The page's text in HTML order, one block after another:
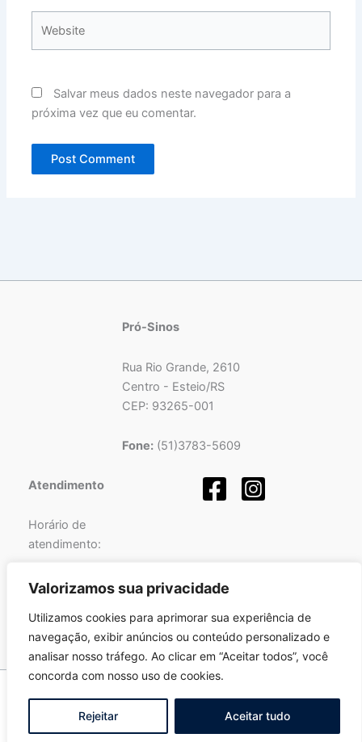
Valorizamos sua privacidade
Utilizamos cookies para aprimorar sua experiência de
navegação, exibir anúncios ou conteúdo personalizado e
analisar nosso tráfego. Ao clicar em “Aceitar todos”, você
concorda com nosso uso de cookies.
Rejeitar Aceitar tudo
Salvar meus dados neste navegador para a
próxima vez que eu comentar.
Pró-Sinos
Rua Rio Grande, 2610
Centro - Esteio/RS
CEP: 93265-001
Fone:(51)3783-5609
Atendimento
Horário de
atendimento:
Segunda a Sexta-feira
das13hàs17h.
Copyright © 2026 Pró-Sinos | Desenvolvido porFortalezatec